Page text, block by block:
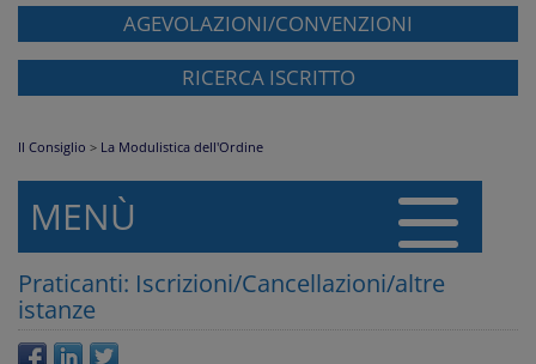
AGEVOLAZIONI/CONVENZIONI
RICERCA ISCRITTO
Il Consiglio > La Modulistica dell'Ordine
MENÙ
Praticanti: Iscrizioni/Cancellazioni/altre
istanze